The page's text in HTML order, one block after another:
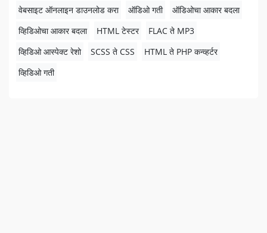
वेबसाइट ऑनलाइन डाउनलोड करा ऑडिओ गती
ऑडिओचा आकार बदला
व्हिडिओचा आकार बदला
HTML टेस्टर
FLAC ते MP3
व्हिडिओ आस्पेक्ट रेशो
SCSS ते CSS
HTML ते PHP कन्व्हर्टर
व्हिडिओ गती